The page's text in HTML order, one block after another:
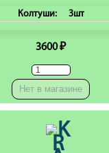
Колтуши: 3шт
3600 ₽
Нет в магазине